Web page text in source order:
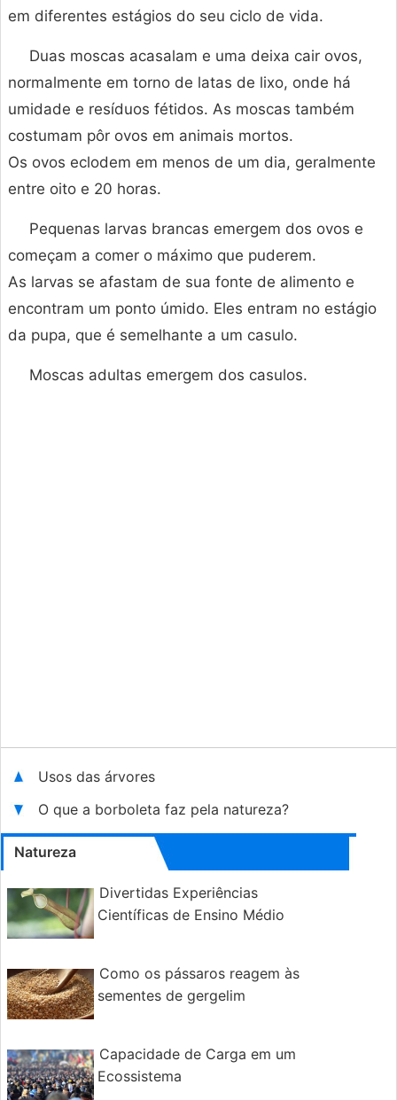
em diferentes estágios do seu ciclo de vida.
Duas moscas acasalam e uma deixa cair ovos,
normalmente em torno de latas de lixo, onde há
umidade e resíduos fétidos. As moscas também
costumam pôr ovos em animais mortos.
Os ovos eclodem em menos de um dia, geralmente
entre oito e 20 horas.
Pequenas larvas brancas emergem dos ovos e
começam a comer o máximo que puderem.
As larvas se afastam de sua fonte de alimento e
encontram um ponto úmido. Eles entram no estágio
da pupa, que é semelhante a um casulo.
Moscas adultas emergem dos casulos.
Usos das árvores
O que a borboleta faz pela natureza?
Natureza
Divertidas Experiências
Científicas de Ensino Médio
Como os pássaros reagem às
sementes de gergelim
Capacidade de Carga em um
Ecossistema